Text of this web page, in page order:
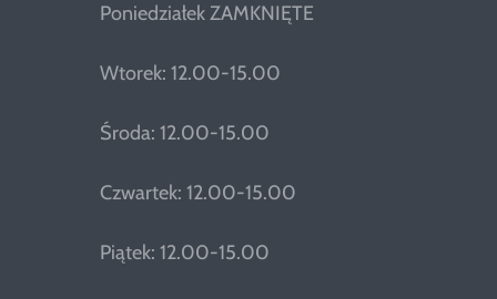
Poniedziałek ZAMKNIĘTE
Wtorek: 12.00-15.00
Środa: 12.00-15.00
Czwartek: 12.00-15.00
Piątek: 12.00-15.00